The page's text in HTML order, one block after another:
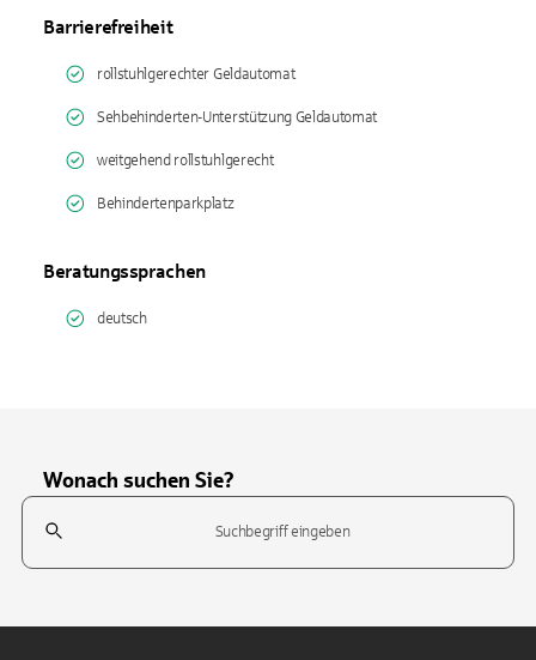
Barrierefreiheit
rollstuhlgerechter Geldautomat
Sehbehinderten-Unterstützung Geldautomat
weitgehend rollstuhlgerecht
Behindertenparkplatz
Beratungssprachen
deutsch
Wonach suchen Sie?
Suchfeld